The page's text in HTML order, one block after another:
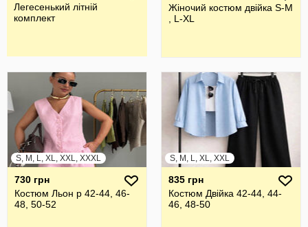
Легесенький літній
комплект
Жіночий костюм двійка S-M
, L-XL
S, M, L, XL, XXL, XXXL
730 грн
Костюм Льон р 42-44, 46-
48, 50-52
S, M, L, XL, XXL
835 грн
Костюм Двійка 42-44, 44-
46, 48-50